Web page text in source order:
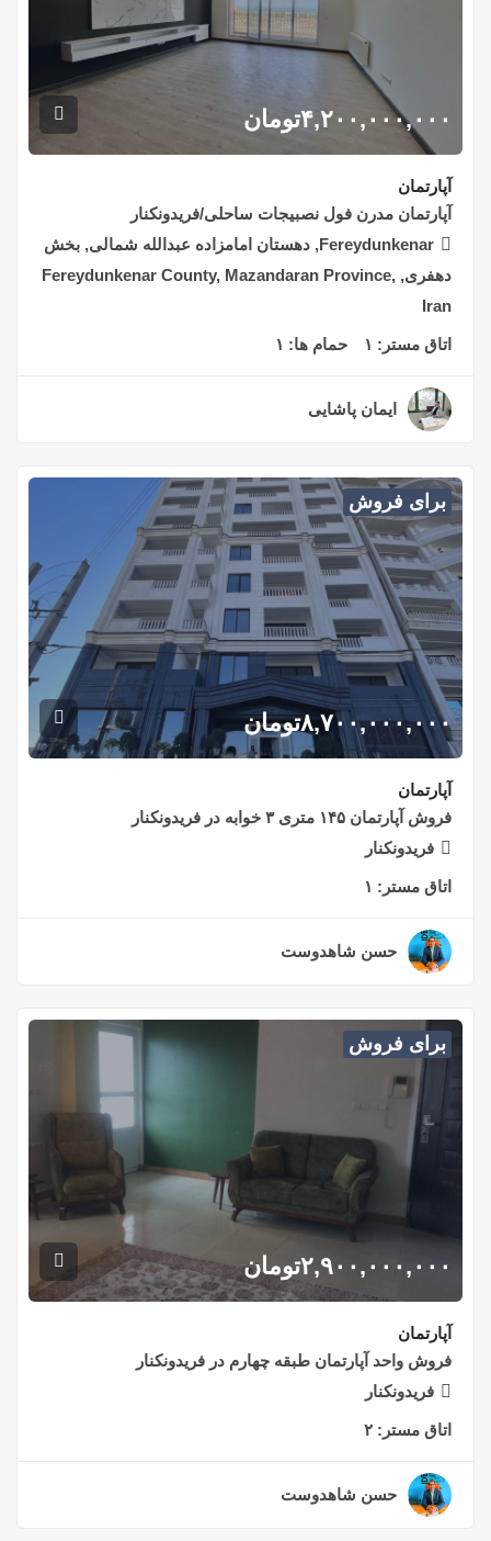
۴,۲۰۰,۰۰۰,۰۰۰تومان
آپارتمان
آپارتمان مدرن فول نصبیجات ساحلی/فریدونکنار
Fereydunkenar, دهستان امامزاده عبدالله شمالی, بخش
دهفری, Fereydunkenar County, Mazandaran Province,
Iran
اتاق مستر: ۱ حمام ها: ۱
ایمان پاشایی
برای فروش
۸,۷۰۰,۰۰۰,۰۰۰تومان
آپارتمان
فروش آپارتمان ۱۴۵ متری ۳ خوابه در فریدونکنار
فریدونکنار
اتاق مستر: ۱
حسن شاهدوست
برای فروش
۲,۹۰۰,۰۰۰,۰۰۰تومان
آپارتمان
فروش واحد آپارتمان طبقه چهارم در فریدونکنار
فریدونکنار
اتاق مستر: ۲
حسن شاهدوست